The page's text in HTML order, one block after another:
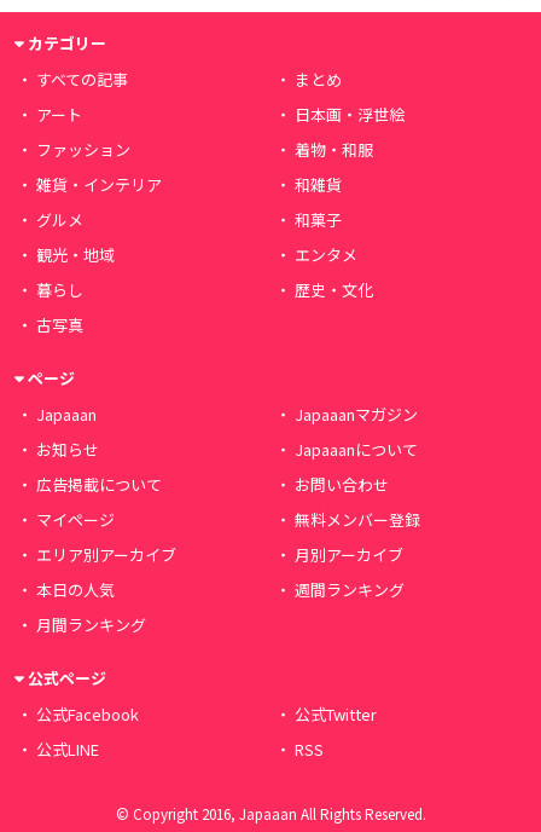
カテゴリー
すべての記事
まとめ
アート
日本画・浮世絵
ファッション
着物・和服
雑貨・インテリア
和雑貨
グルメ
和菓子
観光・地域
エンタメ
暮らし
歴史・文化
古写真
ページ
Japaaan
Japaaanマガジン
お知らせ
Japaaanについて
広告掲載について
お問い合わせ
マイページ
無料メンバー登録
エリア別アーカイブ
月別アーカイブ
本日の人気
週間ランキング
月間ランキング
公式ページ
公式Facebook
公式Twitter
公式LINE
RSS
© Copyright 2016, Japaaan All Rights Reserved.